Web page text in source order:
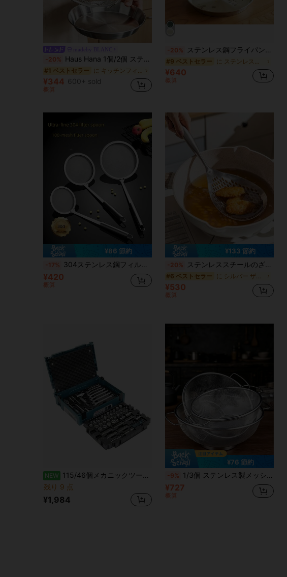
-20% Haus Hana 1個/2個 ステンレス鋼オイルフィルタースクリーンスキマー 2つのハンドル付き、ファインメッシュ揚げ物バスケット、キッチンでオイルを濾過するためのフレーム型オイルろ過ラック、フライドポテト、チキンウィング、ドーナツ、肉球、オニオンリングを作るための円形の揚げ物バスケット、耐熱性と耐錆性、ダブルハンドル設計
#1 ベストセラー
¥344 600+ sold
概算
-20% ステンレス鋼フライパンバスケットセット オイル受け皿付き - ノンスティック、お手入れ簡単なキッチンストレーナー ベーキング、フライ料理、野菜に
#9 ベストセラー
¥640
概算
¥86 節約
-17% 304ステンレス鋼フィルターネット 1個、超微細ホームジューサーフィルター、ストレーナー、オイル残渣分離、キッチンコランダー、料理、ホームデコレーション、パスワール、夏、キッチン用品、キッチンふるい、キッチンアクセサリー、ホームシェフへの必須キッチンツールギフト、キッチン収納の省スペース、クリスマスキッチンギフトのアイデア
¥420
概算
¥133 節約
-20% ステンレススチールのざるスプーン、大型フライフードスプーン、キッチン、家庭、たまり油フライ用のメッシュスプーン、ワンピース成形大型ラドル、パスタ用
#6 ベストセラー
¥530
概算
NEW 115/46個メカニックツールセット、ソケットとラチェットレンチセットを含む - クロムバナジウム鋼、1/4"ドライブと標準ソケット、ヘックスレンチ、アクセサリーと収納ボックスを含む自動車修理用
残り 9 点
¥1,984
¥76 節約
-9% 1/3個 ステンレス製メッシュ水切りボウルセット、S/M/L 3サイズ、多機能野菜&フルーツ洗浄&水切りバスケット
¥727
概算